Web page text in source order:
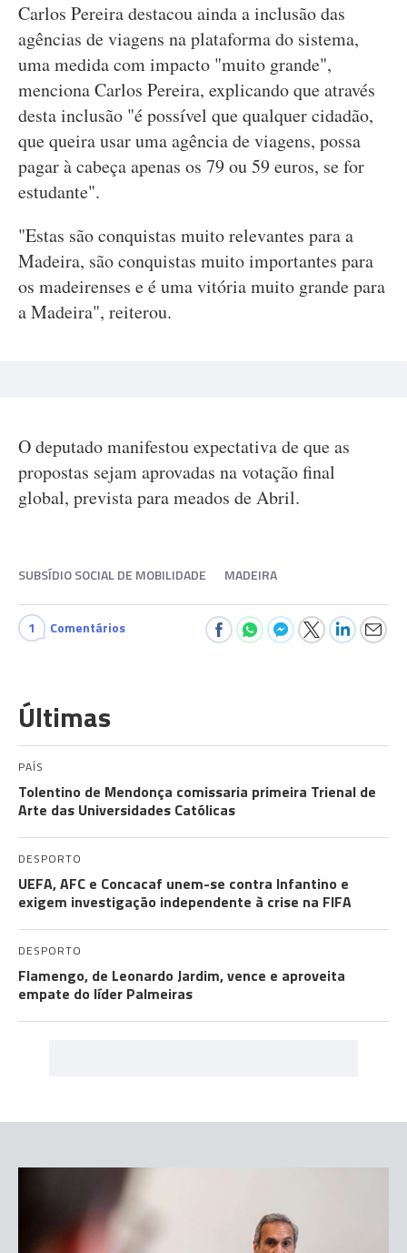
Carlos Pereira destacou ainda a inclusão das
agências de viagens na plataforma do sistema,
uma medida com impacto "muito grande",
menciona Carlos Pereira, explicando que através
desta inclusão "é possível que qualquer cidadão,
que queira usar uma agência de viagens, possa
pagar à cabeça apenas os 79 ou 59 euros, se for
estudante".
"Estas são conquistas muito relevantes para a
Madeira, são conquistas muito importantes para
os madeirenses e é uma vitória muito grande para
a Madeira", reiterou.
O deputado manifestou expectativa de que as
propostas sejam aprovadas na votação final
global, prevista para meados de Abril.
SUBSÍDIO SOCIAL DE MOBILIDADE MADEIRA
1 Comentários
Últimas
PAÍS
Tolentino de Mendonça comissaria primeira Trienal de
Arte das Universidades Católicas
DESPORTO
UEFA, AFC e Concacaf unem-se contra Infantino e
exigem investigação independente à crise na FIFA
DESPORTO
Flamengo, de Leonardo Jardim, vence e aproveita
empate do líder Palmeiras